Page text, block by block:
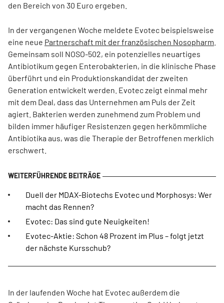
den Bereich von 30 Euro ergeben.
In der vergangenen Woche meldete Evotec beispielsweise
eine neue Partnerschaft mit der französischen Nosopharm
Gemeinsam soll NOSO-502, ein potenzielles neuartiges
Antibiotikum gegen Enterobakterien, in die klinische Phase
überführt und ein Produktionskandidat der zweiten
Generation entwickelt werden. Evotec zeigt einmal mehr
mit dem Deal, dass das Unternehmen am Puls der Zeit
agiert. Bakterien werden zunehmend zum Problem und
bilden immer häufiger Resistenzen gegen herkömmliche
Antibiotika aus, was die Therapie der Betroffenen merklich
erschwert.
Duell der MDAX-Biotechs Evotec und Morphosys: Wer
macht das Rennen?
Evotec: Das sind gute Neuigkeiten!
Evotec-Aktie: Schon 48 Prozent im Plus – folgt jetzt
der nächste Kursschub?
In der laufenden Woche hat Evotec außerdem die